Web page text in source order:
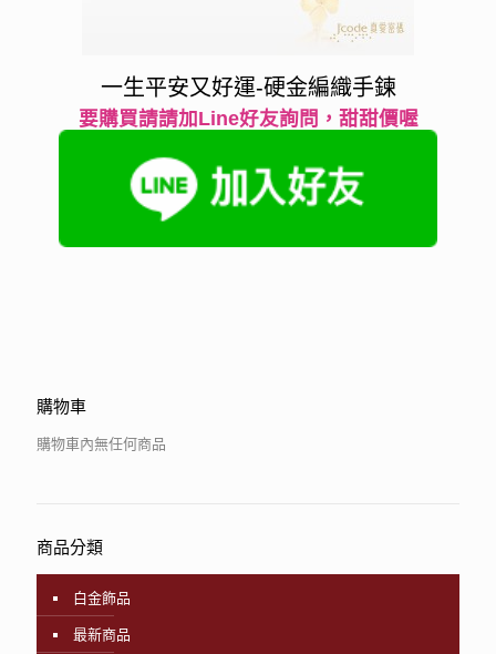
一生平安又好運-硬金編織手鍊
要購買請請加Line好友詢問，甜甜價喔
購物車
購物車內無任何商品
商品分類
白金飾品
最新商品